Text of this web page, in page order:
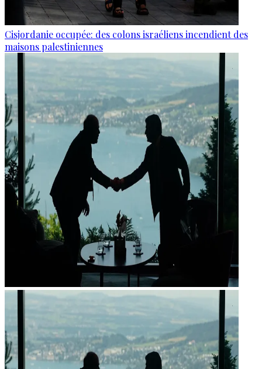
Cisjordanie occupée: des colons israéliens incendient des
maisons palestiniennes